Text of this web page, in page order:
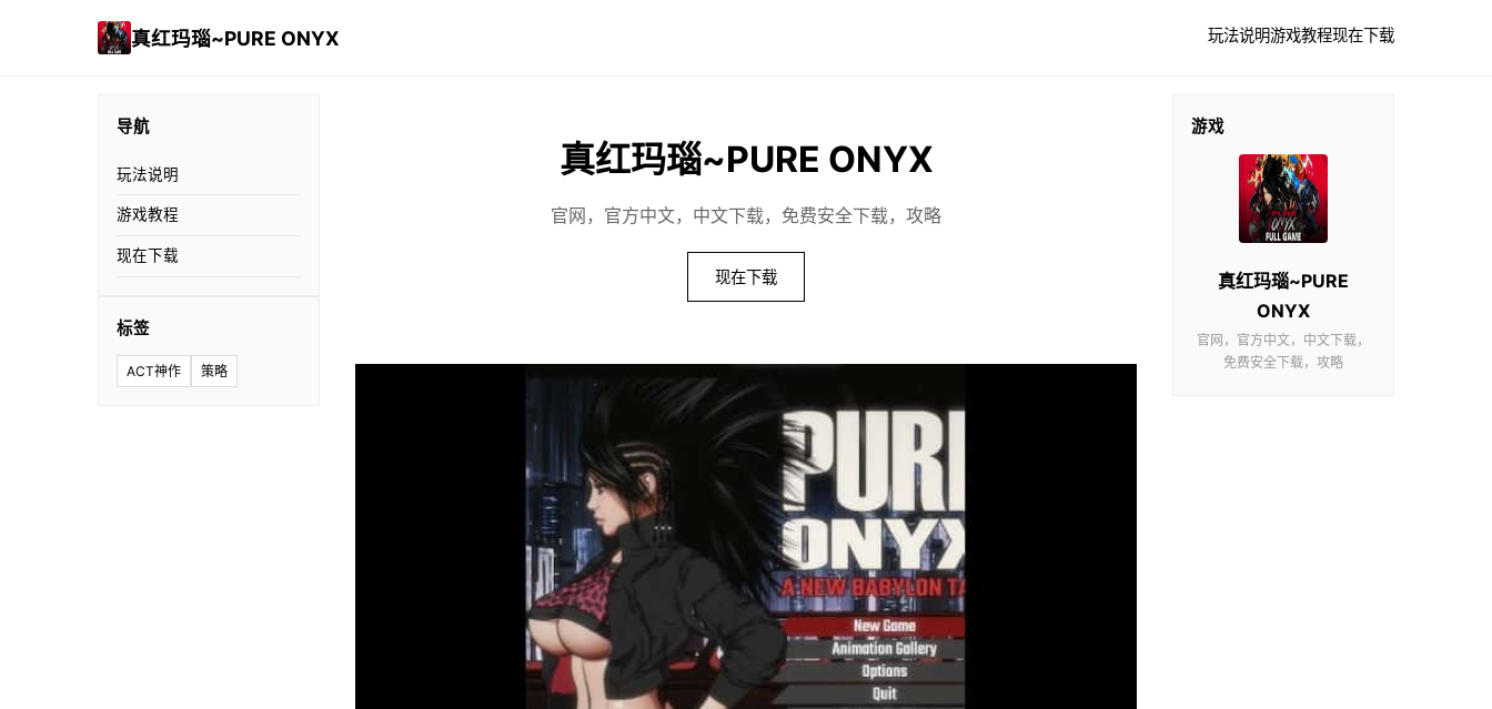
真红玛瑙~PURE ONYX 玩法说明游戏教程现在下载
导航
玩法说明
游戏教程
现在下载
标签
ACT神作 策略
真红玛瑙~PURE ONYX
官网，官方中文，中文下载，免费安全下载，攻略
现在下载
游戏
真红玛瑙~PURE
ONYX
官网，官方中文，中文下载，
免费安全下载，攻略